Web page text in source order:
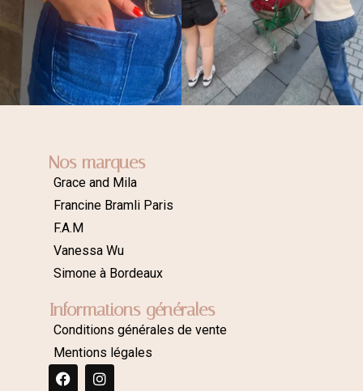
Nos marques
Grace and Mila
Francine Bramli Paris
F.A.M
Vanessa Wu
Simone à Bordeaux
Informations générales
Conditions générales de vente
Mentions légales